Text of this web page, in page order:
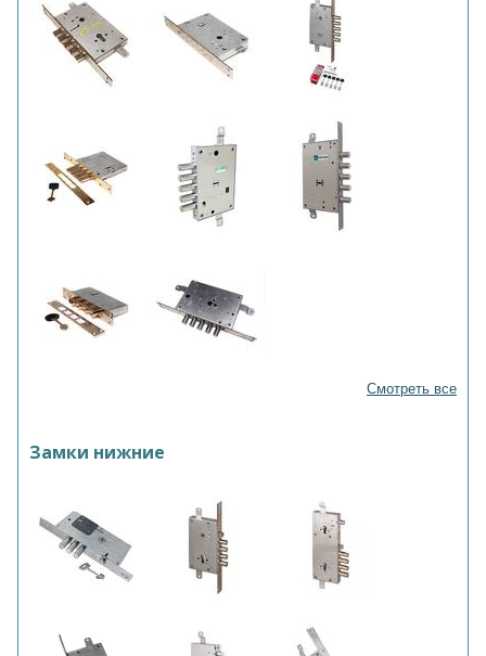
Смотреть все
Замки нижние